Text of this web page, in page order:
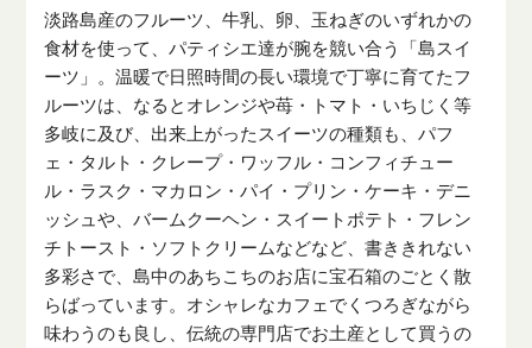
淡路島産のフルーツ、牛乳、卵、玉ねぎのいずれかの
食材を使って、パティシエ達が腕を競い合う「島スイ
ーツ」。温暖で日照時間の長い環境で丁寧に育てたフ
ルーツは、なるとオレンジや苺・トマト・いちじく等
多岐に及び、出来上がったスイーツの種類も、パフ
ェ・タルト・クレープ・ワッフル・コンフィチュー
ル・ラスク・マカロン・パイ・プリン・ケーキ・デニ
ッシュや、バームクーヘン・スイートポテト・フレン
チトースト・ソフトクリームなどなど、書ききれない
多彩さで、島中のあちこちのお店に宝石箱のごとく散
らばっています。オシャレなカフェでくつろぎながら
味わうのも良し、伝統の専門店でお土産として買うの